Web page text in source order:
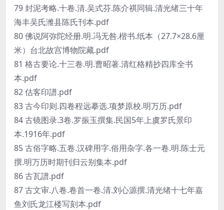
79 封泥考略.十卷.清.吴式芬.陈介祺同辑.清光绪三十年
海丰吴氏潍县陈氏刊本.pdf
80 佛说阿弥陀经册.明.冯无咎.楷书.纸本（27.7×28.6厘
米）台北故宫博物院藏.pdf
81 格古要论.十三卷.明.曹昭著.清红格精抄四库全书
本.pdf
82 估客印譜.pdf
83 古今印则.四卷程远摹选.项梦原校.明万历.pdf
84 古镜图录.3卷.罗振玉撰集.民国5年上虞罗氏景印
本.1916年.pdf
85 古俗字略.五卷.汉碑用字.俗用杂字.各一卷.明.陈士元
撰.明万历时期刊归云别集本.pdf
86 古瓦譜.pdf
87 古文审.八卷.卷首一卷.清.刘心源撰.清光绪十七年嘉
鱼刘氏龙江楼写刻本.pdf